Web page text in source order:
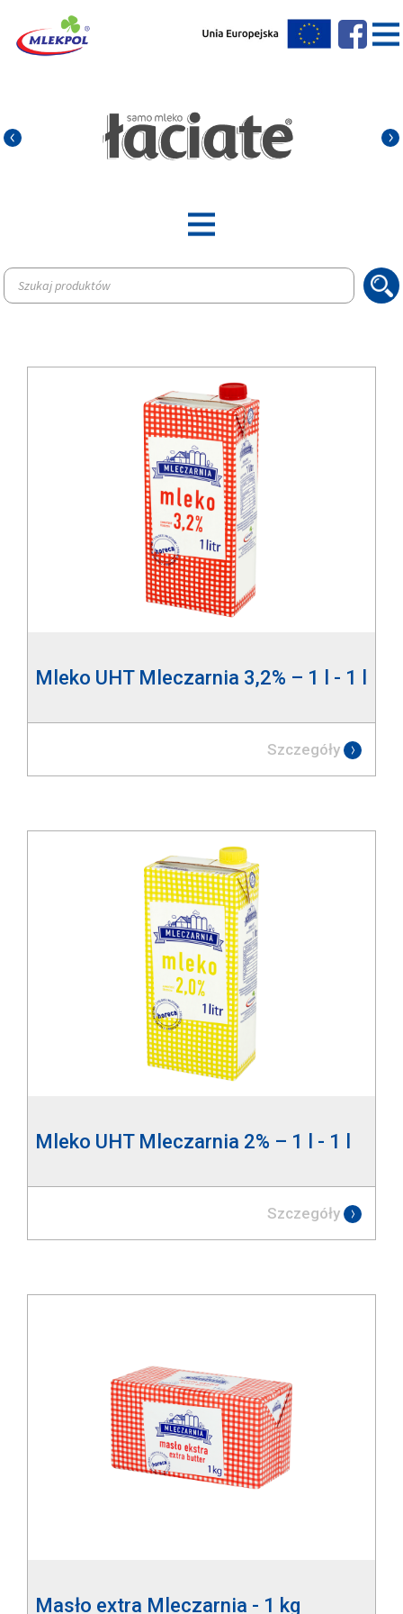
Wyszukiwarka
produktów
Mleko UHT Mleczarnia 3,2% – 1 l - 1 l
Szczegóły
Mleko UHT Mleczarnia 2% – 1 l - 1 l
Szczegóły
Masło extra Mleczarnia - 1 kg